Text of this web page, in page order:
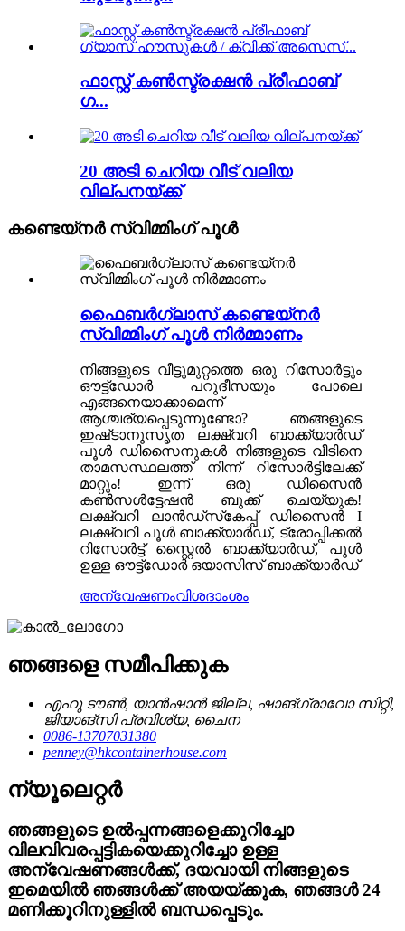
ഫാസ്റ്റ് കൺസ്ട്രക്ഷൻ പ്രീഫാബ്
ഗ...
20 അടി ചെറിയ വീട് വലിയ
വില്പനയ്ക്ക്
കണ്ടെയ്നർ സ്വിമ്മിംഗ് പൂൾ
ഫൈബർഗ്ലാസ് കണ്ടെയ്നർ
സ്വിമ്മിംഗ് പൂൾ നിർമ്മാണം
നിങ്ങളുടെ വീട്ടുമുറ്റത്തെ ഒരു റിസോർട്ടും
ഔട്ട്ഡോർ പറുദീസയും പോലെ
എങ്ങനെയാക്കാമെന്ന്
ആശ്ചര്യപ്പെടുന്നുണ്ടോ? ഞങ്ങളുടെ
ഇഷ്‌ടാനുസൃത ലക്ഷ്വറി ബാക്ക്‌യാർഡ്
പൂൾ ഡിസൈനുകൾ നിങ്ങളുടെ വീടിനെ
താമസസ്ഥലത്ത് നിന്ന് റിസോർട്ടിലേക്ക്
മാറ്റും! ഇന്ന് ഒരു ഡിസൈൻ
കൺസൾട്ടേഷൻ ബുക്ക് ചെയ്യുക!
ലക്ഷ്വറി ലാൻഡ്‌സ്‌കേപ്പ് ഡിസൈൻ I
ലക്ഷ്വറി പൂൾ ബാക്ക്‌യാർഡ്, ട്രോപ്പിക്കൽ
റിസോർട്ട് സ്റ്റൈൽ ബാക്ക്‌യാർഡ്, പൂൾ
ഉള്ള ഔട്ട്‌ഡോർ ഒയാസിസ് ബാക്ക്‌യാർഡ്
അന്വേഷണംവിശദാംശം
ഞങ്ങളെ സമീപിക്കുക
എഹു ടൗൺ, യാൻഷാൻ ജില്ല, ഷാങ്‌ഗ്രാവോ സിറ്റി,
ജിയാങ്‌സി പ്രവിശ്യ, ചൈന
0086-13707031380
penney@hkcontainerhouse.com
ന്യൂലെറ്റർ
ഞങ്ങളുടെ ഉൽപ്പന്നങ്ങളെക്കുറിച്ചോ
വിലവിവരപ്പട്ടികയെക്കുറിച്ചോ ഉള്ള
അന്വേഷണങ്ങൾക്ക്, ദയവായി നിങ്ങളുടെ
ഇമെയിൽ ഞങ്ങൾക്ക് അയയ്ക്കുക, ഞങ്ങൾ 24
മണിക്കൂറിനുള്ളിൽ ബന്ധപ്പെടും.